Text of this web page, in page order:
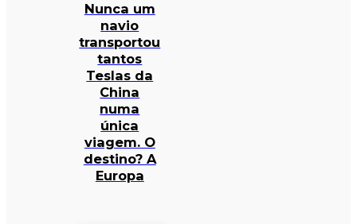
Nunca um
navio
transportou
tantos
Teslas da
China
numa
única
viagem. O
destino? A
Europa